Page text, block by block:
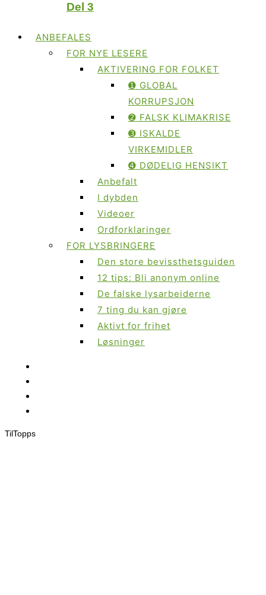
Del 3
ANBEFALES
FOR NYE LESERE
AKTIVERING FOR FOLKET
➊ GLOBAL
KORRUPSJON
➋ FALSK KLIMAKRISE
➌ ISKALDE
VIRKEMIDLER
➍ DØDELIG HENSIKT
Anbefalt
I dybden
Videoer
Ordforklaringer
FOR LYSBRINGERE
Den store bevissthetsguiden
12 tips: Bli anonym online
De falske lysarbeiderne
7 ting du kan gjøre
Aktivt for frihet
Løsninger
TilTopps